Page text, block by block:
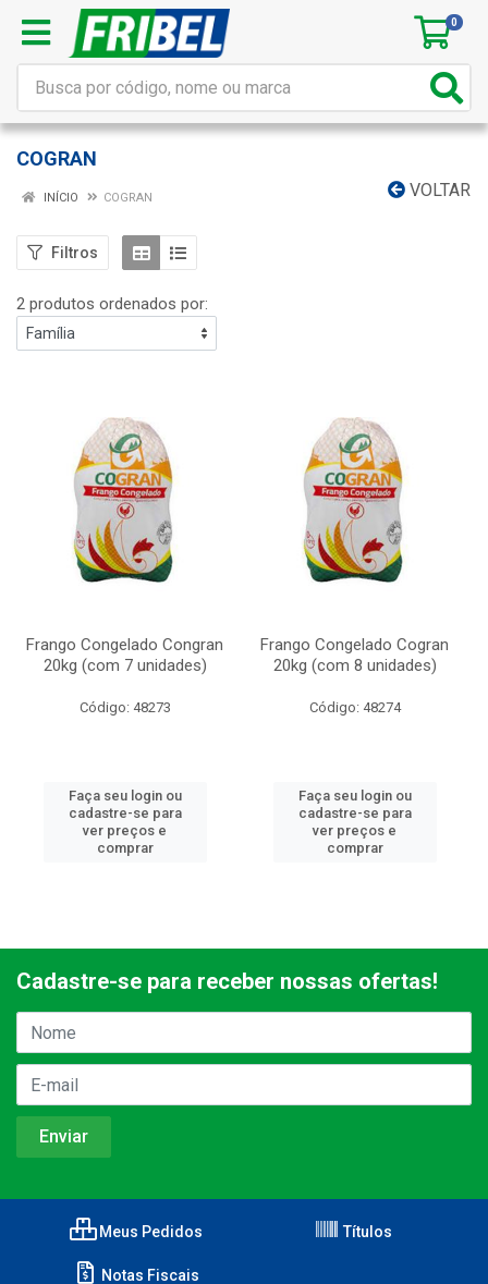
0
COGRAN
VOLTAR
INÍCIO COGRAN
Filtros
2 produtos ordenados por:
Frango Congelado Congran
20kg (com 7 unidades)
Código: 48273
Faça seu login ou
cadastre-se para
ver preços e
comprar
Frango Congelado Cogran
20kg (com 8 unidades)
Código: 48274
Faça seu login ou
cadastre-se para
ver preços e
comprar
Cadastre-se para receber nossas ofertas!
Meus Pedidos Títulos
Notas Fiscais